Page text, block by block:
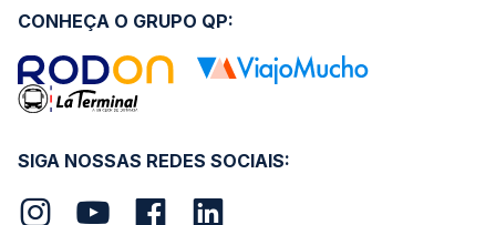
SIGA NOSSAS REDES SOCIAIS:
CONHEÇA O GRUPO QP: